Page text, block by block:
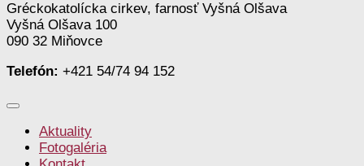
Gréckokatolícka cirkev, farnosť Vyšná Olšava
Vyšná Olšava 100
090 32 Miňovce
Telefón: +421 54/74 94 152
Aktuality
Fotogaléria